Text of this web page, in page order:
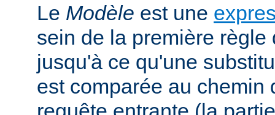
Le Modèle est une
sein de la première règle
jusqu'à ce qu'une
est comparée au chemin